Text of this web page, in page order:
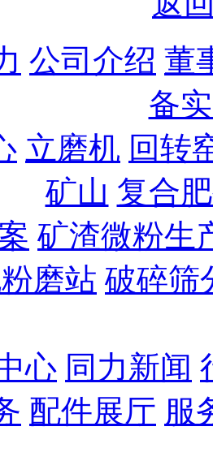
公司介绍 董
备
立磨机 回转
矿山 复合
矿渣微粉生
磨站 破碎筛
心 同力新闻
配件展厅 服